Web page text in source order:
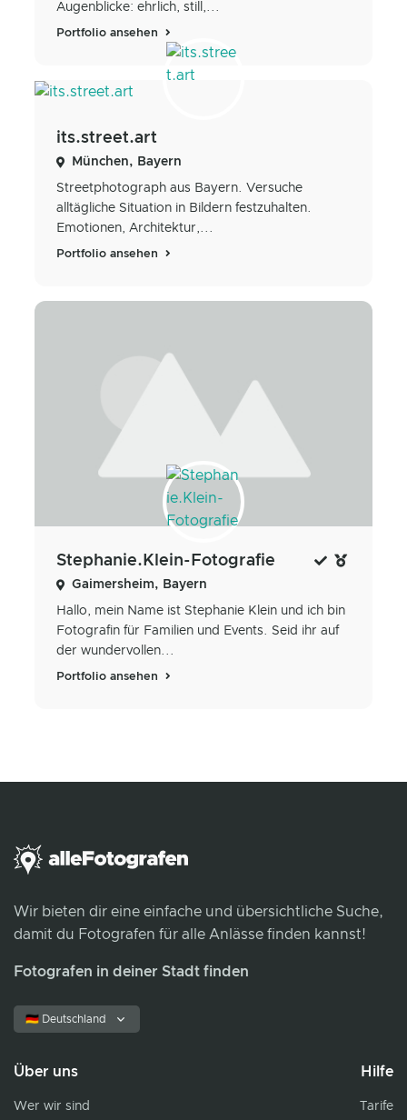
Augenblicke: ehrlich, still,...
Portfolio ansehen
its.street.art
München, Bayern
Streetphotograph aus Bayern. Versuche
alltägliche Situation in Bildern festzuhalten.
Emotionen, Architektur,...
Portfolio ansehen
Stephanie.Klein-Fotografie
Gaimersheim, Bayern
Hallo, mein Name ist Stephanie Klein und ich bin
Fotografin für Familien und Events. Seid ihr auf
der wundervollen...
Portfolio ansehen
Wir bieten dir eine einfache und übersichtliche Suche,
damit du Fotografen für alle Anlässe finden kannst!
Fotografen in deiner Stadt finden
🇩🇪 Deutschland
Über uns
Wer wir sind
Hilfe
Tarife